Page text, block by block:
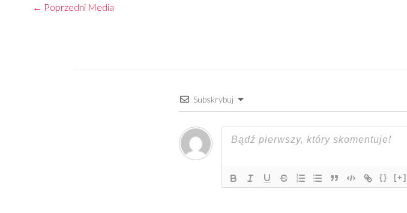
← Poprzedni Media
Subskrybuj
{} [+]